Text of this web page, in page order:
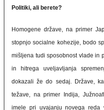
Politiki, ali berete?
Homogene države, na primer
stopnjo socialne kohezije, bodo
mišljena tudi sposobnost vlade in
in hitrega uveljavljanja
dokazali že do sedaj. Države,
težave, na primer Indija,
imele pri uvajanju novega reda